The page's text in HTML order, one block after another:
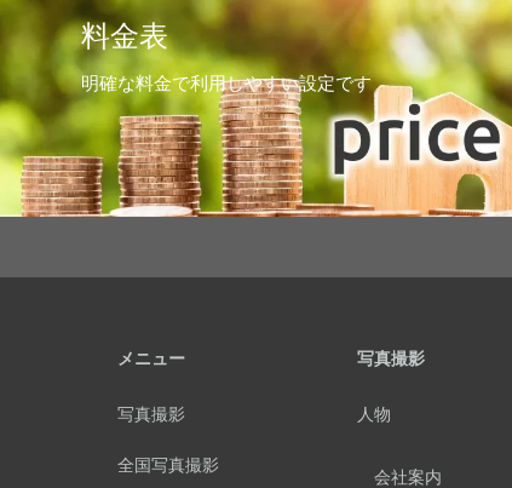
料金表
明確な料金で利用しやすい設定です
メニュー
写真撮影
全国写真撮影
写真撮影
人物
会社案内